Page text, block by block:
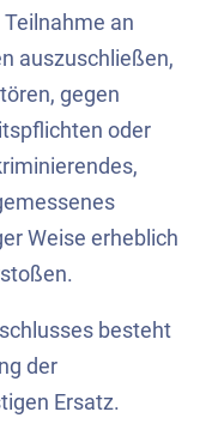
an
auszuschließen,
gegen
oder
Weise erheblich
besteht
der
Ersatz.